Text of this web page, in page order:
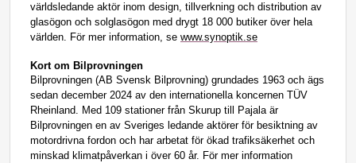
världsledande aktör inom design, tillverkning och distribution av
glasögon och solglasögon med drygt 18 000 butiker över hela
världen. För mer information, se www.synoptik.se
Kort om Bilprovningen
Bilprovningen (AB Svensk Bilprovning) grundades 1963 och ägs
sedan december 2024 av den internationella koncernen TÜV
Rheinland. Med 109 stationer från Skurup till Pajala är
Bilprovningen en av Sveriges ledande aktörer för besiktning av
motordrivna fordon och har arbetat för ökad trafiksäkerhet och
minskad klimatpåverkan i över 60 år. För mer information